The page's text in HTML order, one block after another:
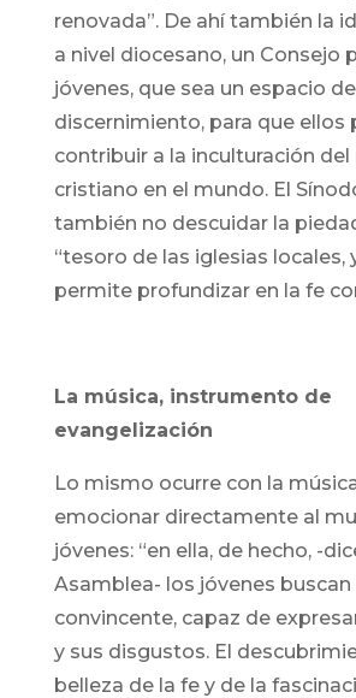
renovada”. De ahí también la
a nivel diocesano, un Consejo
jóvenes, que sea un espacio
discernimiento, para que ellos
contribuir a la inculturación del
cristiano en el mundo. El
también no descuidar la
“tesoro de las iglesias locales,
permite profundizar en la fe
La música, instrumento de
evangelización
Lo mismo ocurre con la
emocionar directamente al
jóvenes: “en ella, de hecho, -
Asamblea- los jóvenes buscan
convincente, capaz de
y sus disgustos. El
belleza de la fe y de la